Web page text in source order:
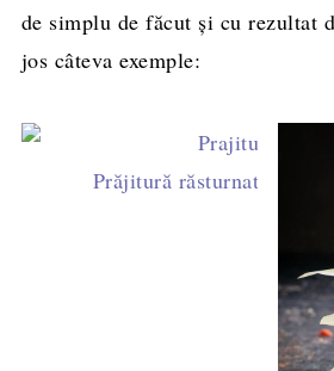
de simplu de făcut şi cu rezultat
jos câteva exemple:
Prăjitură răsturnată cu